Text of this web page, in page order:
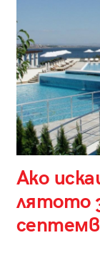
Ако
лятото